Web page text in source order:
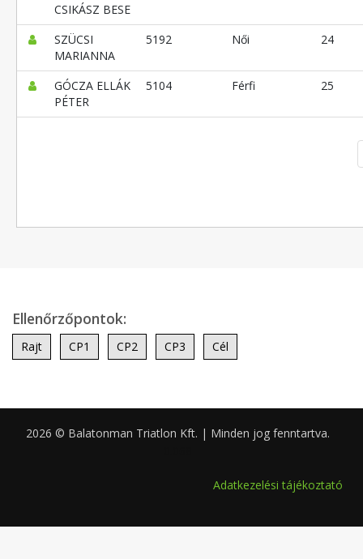
CSIKÁSZ BESE
SZÜCSI
MARIANNA
5192 Női 24
GÓCZA ELLÁK
PÉTER
5104 Férfi 25
Ellenőrzőpontok:
Rajt CP1 CP2 CP3 Cél
2026 © Balatonman Triatlon Kft. | Minden jog fenntartva.
Adatkezelési tájékoztató